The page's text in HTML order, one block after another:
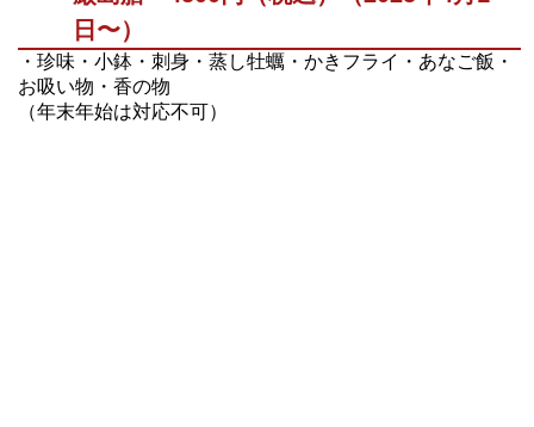
日〜）
・珍味・小鉢・刺身・蒸し牡蠣・かきフライ・あなご飯・
お吸い物・香の物
（年末年始は対応不可）